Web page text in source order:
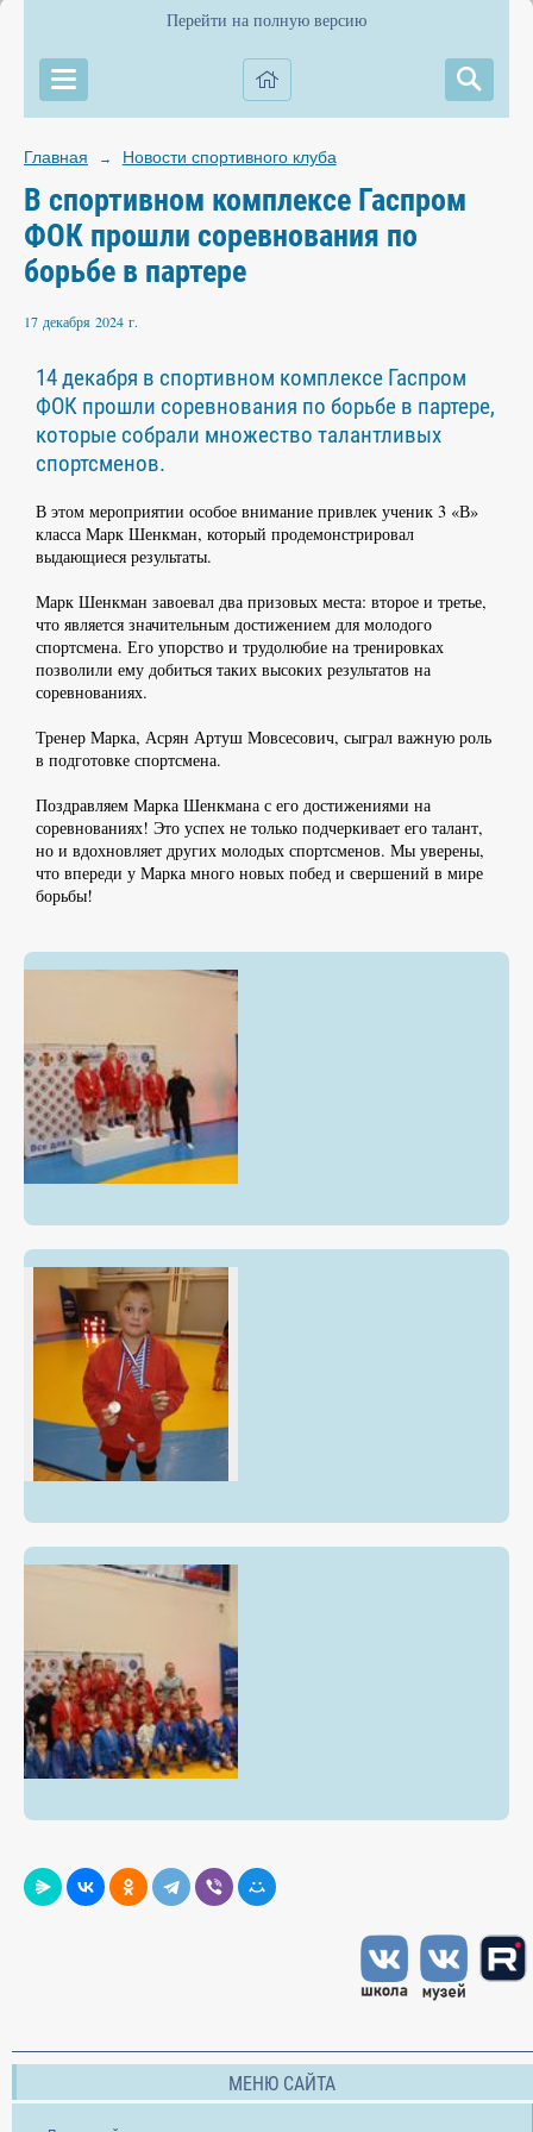
Перейти на полную версию
Главная → Новости спортивного клуба
В спортивном комплексе Гаспром
ФОК прошли соревнования по
борьбе в партере
17 декабря 2024 г.
14 декабря в спортивном комплексе Гаспром
ФОК прошли соревнования по борьбе в партере,
которые собрали множество талантливых
спортсменов.
В этом мероприятии особое внимание привлек ученик 3 «В»
класса Марк Шенкман, который продемонстрировал
выдающиеся результаты.
Марк Шенкман завоевал два призовых места: второе и третье,
что является значительным достижением для молодого
спортсмена. Его упорство и трудолюбие на тренировках
позволили ему добиться таких высоких результатов на
соревнованиях.
Тренер Марка, Асрян Артуш Мовсесович, сыграл важную роль
в подготовке спортсмена.
Поздравляем Марка Шенкмана с его достижениями на
соревнованиях! Это успех не только подчеркивает его талант,
но и вдохновляет других молодых спортсменов. Мы уверены,
что впереди у Марка много новых побед и свершений в мире
борьбы!
МЕНЮ САЙТА